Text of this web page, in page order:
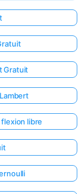
Gratuit
libre